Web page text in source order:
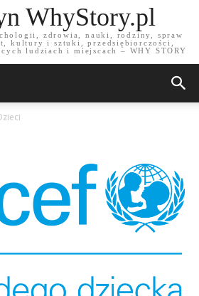
WhyStory.pl
zdrowia, nauki, rodziny, spraw
kultury i sztuki, przedsiębiorczości,
ludziach i miejscach – WHY STORY